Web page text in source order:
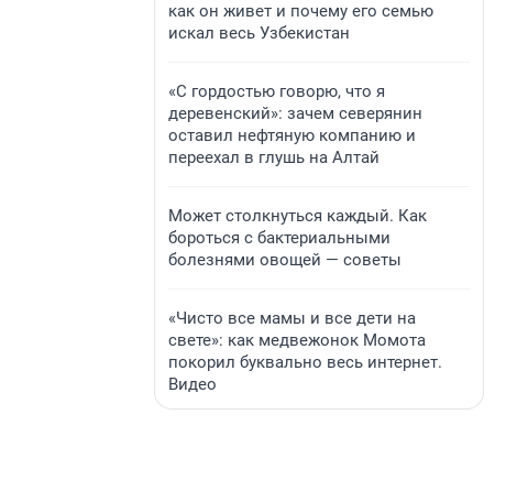
как он живет и почему его семью
искал весь Узбекистан
«С гордостью говорю, что я
деревенский»: зачем северянин
оставил нефтяную компанию и
переехал в глушь на Алтай
Может столкнуться каждый. Как
бороться с бактериальными
болезнями овощей — советы
«Чисто все мамы и все дети на
свете»: как медвежонок Момота
покорил буквально весь интернет.
Видео